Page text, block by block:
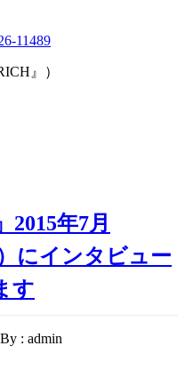
11489
』）
2015年7月
にインタビュー
す
By : admin